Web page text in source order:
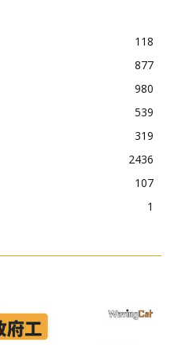
118
877
980
539
319
2436
107
1